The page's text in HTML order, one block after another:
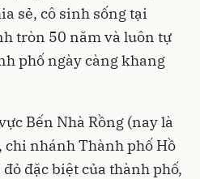
sẻ, cô sinh sống tại
tròn 50 năm và luôn tự
phố ngày càng khang
Bến Nhà Rồng (nay là
chi nhánh Thành phố Hồ
đặc biệt của thành phố,